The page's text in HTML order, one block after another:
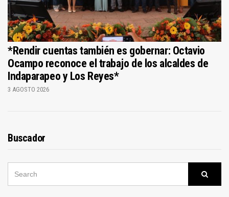
*Rendir cuentas también es gobernar: Octavio
Ocampo reconoce el trabajo de los alcaldes de
Indaparapeo y Los Reyes*
3 AGOSTO 2026
Buscador